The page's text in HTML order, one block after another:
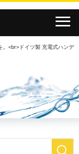
。<br>ドイツ製 充電式ハンデ